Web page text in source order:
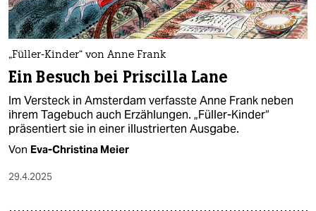
„Füller-Kinder“ von Anne Frank
Ein Besuch bei Priscilla Lane
Im Versteck in Amsterdam verfasste Anne Frank neben
ihrem Tagebuch auch Erzählungen. „Füller-Kinder“
präsentiert sie in einer illustrierten Ausgabe.
Von Eva-Christina Meier
29.4.2025